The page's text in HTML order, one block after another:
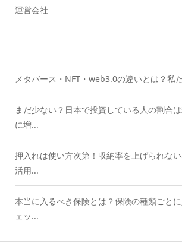
運営会社
メタバース・NFT・web3.0の違いとは？私
まだ少ない？日本で投資している人の割合
に増...
押入れは使い方次第！収納率を上げられな
活用...
本当に入るべき保険とは？保険の種類ごと
ェッ...